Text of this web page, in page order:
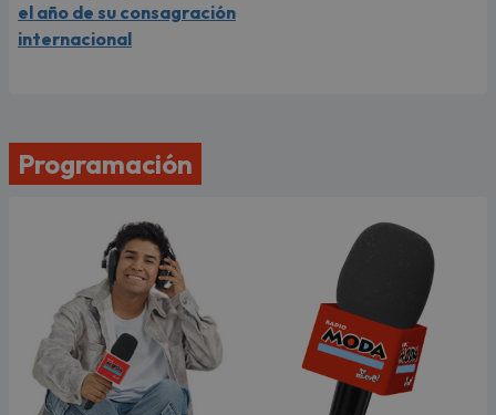
el año de su consagración
internacional
Programación